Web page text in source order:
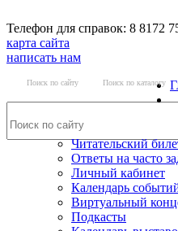
Телефон для справок: 8 8172
карта сайта
написать нам
Поиск по сайту Поиск по каталогу
Читательский
Ответы на часто
Личный кабинет
Календарь
Виртуальный
Подкасты